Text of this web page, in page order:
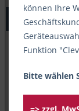
Stabilo Point
können Ihre
Funktion
Bitte wählen
=> zzgl.